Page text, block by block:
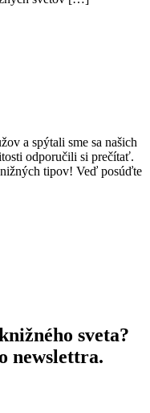
a spýtali sme sa našich
odporučili si prečítať.
tipov! Veď posúďte
sveta?
newslettra.